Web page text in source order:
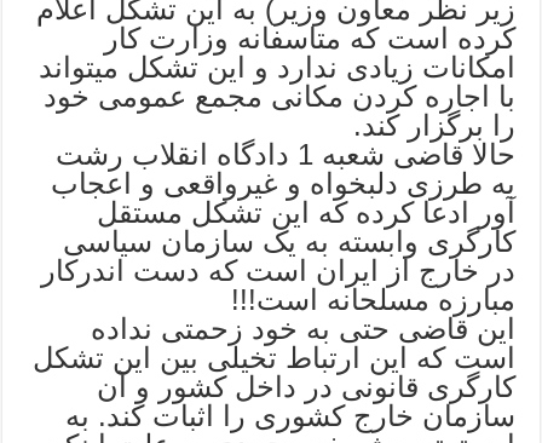
زیر نظر معاون وزیر) به این تشکل اعلام
کرده است که متاسفانه وزارت کار
امکانات زیادی ندارد و این تشکل میتواند
با اجاره کردن مکانی مجمع عمومی خود
را برگزار کند.
حالا قاضی شعبه 1 دادگاه انقلاب رشت
به طرزی دلبخواه و غیرواقعی و اعجاب
آور ادعا کرده که این تشکل مستقل
کارگری وابسته به یک سازمان سیاسی
در خارج از ایران است که دست اندرکار
مبارزه مسلحانه است!!!
این قاضی حتی به خود زحمتی نداده
است که این ارتباط تخیلی بین این تشکل
کارگری قانونی در داخل کشور و آن
سازمان خارج کشوری را اثبات کند. به